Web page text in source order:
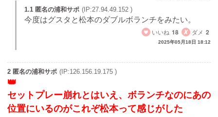
1.1 匿名の浦和サポ (IP:27.94.49.152 )
今度はグスタと松本のダブルボランチをみたい。
いいね 18 ダメ 2
2025年05月18日 18:12
2 匿名の浦和サポ (IP:126.156.19.175 )
セットプレー崩れとはいえ、ボランチなのにあの
位置にいるのがこれぞ松本って感じがした